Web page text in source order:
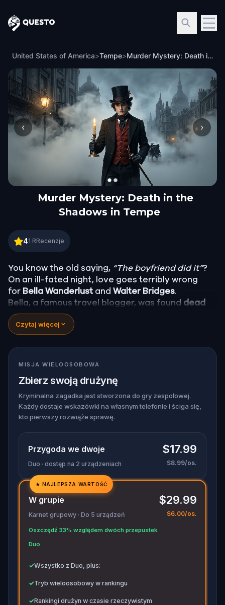
Questo
United States of America>Tempe> Murder Mystery: Death in the Shadows in Tempe
‹ ›
Murder Mystery: Death in the
Shadows in Tempe
Murder Mystery: Death in the Shadows in Tempe
41 RRecenzje
You know the old saying, “The boyfriend did it”?
On an ill-fated night, love goes terribly wrong
for Bella Wanderlust and Walter Bridges.
Bella, a famous travel blogger, was found dead
during a ghost tour led by the theatrical
Shadows. Now, it’s up to you to uncover the truth.
Was it Walter, the obsessed boyfriend? Percy, the
ghost tour guide with a flair for the dramatic? Or
is someone else hiding in the shadows?
expose the real murderer before they strike
again. Make sure to have your pen and paper
ready to jot down all the crucial evidence.
Czytaj więcej
MISJA WIELOOSOBOWA
Zbierz swoją drużynę
Kryminalna zagadka jest stworzona do gry zespołowej.
Każdy dostaje wskazówki na własnym telefonie i ściga się,
kto pierwszy rozwiąże sprawę.
Przygoda we dwoje
Duo · dostęp na 2 urządzeniach
$17.99
$8.99/os.
✓
✓
★ NAJLEPSZA WARTOŚĆ
W grupie
Karnet grupowy · Do 5 urządzeń
Oszczędź 33% względem dwóch przepustek
Duo
$29.99
$6.00/os.
✓Wszystko z Duo, plus:
✓Tryb wieloosobowy w rankingu
✓Rankingi drużyn w czasie rzeczywistym